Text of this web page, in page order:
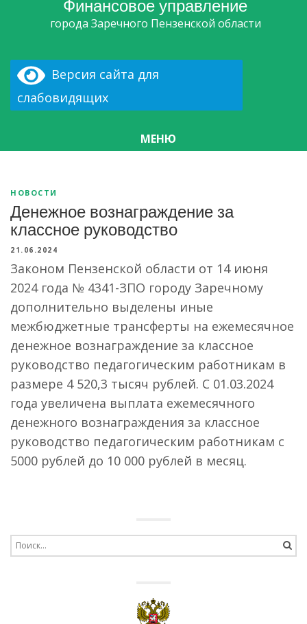
города Заречного Пензенской области
Версия сайта для
слабовидящих
МЕНЮ
НОВОСТИ
Денежное вознаграждение за
классное руководство
21.06.2024
Законом Пензенской области от 14 июня
2024 года № 4341-ЗПО городу Заречному
дополнительно выделены иные
межбюджетные трансферты на ежемесячное
денежное вознаграждение за классное
руководство педагогическим работникам в
размере 4 520,3 тысяч рублей. С 01.03.2024
года увеличена выплата ежемесячного
денежного вознаграждения за классное
руководство педагогическим работникам с
5000 рублей до 10 000 рублей в месяц.
for: